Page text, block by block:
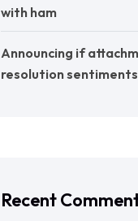
with ham
Announcing if
resolution
Recent